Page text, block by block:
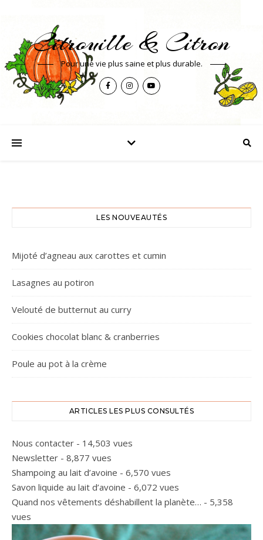
Citrouille & Citron
Pour une vie plus saine et plus durable.
LES NOUVEAUTÉS
Mijoté d’agneau aux carottes et cumin
Lasagnes au potiron
Velouté de butternut au curry
Cookies chocolat blanc & cranberries
Poule au pot à la crème
ARTICLES LES PLUS CONSULTÉS
Nous contacter - 14,503 vues
Newsletter - 8,877 vues
Shampoing au lait d’avoine - 6,570 vues
Savon liquide au lait d’avoine - 6,072 vues
Quand nos vêtements déshabillent la planète… - 5,358
vues